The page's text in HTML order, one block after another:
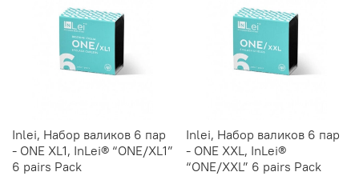
Inlei, Набор валиков 6 пар
- ONE XL1, InLei® “ONE/XL1”
6 pairs Pack
Inlei, Набор валиков 6 пар
- ONE XXL, InLei®
“ONE/XXL” 6 pairs Pack